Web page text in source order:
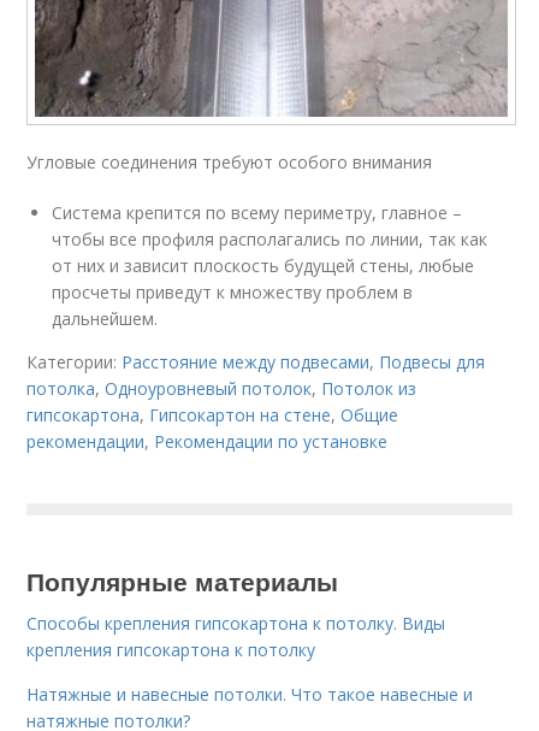
Угловые соединения требуют особого внимания
Система крепится по всему периметру, главное –
чтобы все профиля располагались по линии, так как
от них и зависит плоскость будущей стены, любые
просчеты приведут к множеству проблем в
дальнейшем.
Категории: Расстояние между подвесами, Подвесы для
потолка,Одноуровневый потолок, Потолок из
гипсокартона, Гипсокартон на стене,Общие
рекомендации, Рекомендации по установке
Популярные материалы
Способы крепления гипсокартона к потолку. Виды
крепления гипсокартона к потолку
Натяжные и навесные потолки. Что такое навесные и
натяжные потолки?